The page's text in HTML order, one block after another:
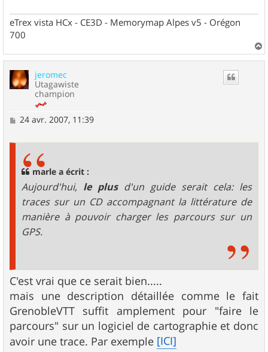
eTrex vista HCx - CE3D - Memorymap Alpes v5 - Orégon
700
a
jeromec
Utagawiste
champion
M
24 avr. 2007, 11:39
marle a écrit :
Aujourd'hui, le plus d'un guide serait cela: les
traces sur un CD accompagnant la littérature de
manière à pouvoir charger les parcours sur un
GPS.
C'est vrai que ce serait bien.....
mais une description détaillée comme le fait
GrenobleVTT suffit amplement pour "faire le
parcours" sur un logiciel de cartographie et donc
avoir une trace. Par exemple [ICI]